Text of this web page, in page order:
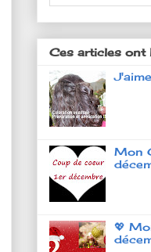
Ces articles ont
Mon
💖